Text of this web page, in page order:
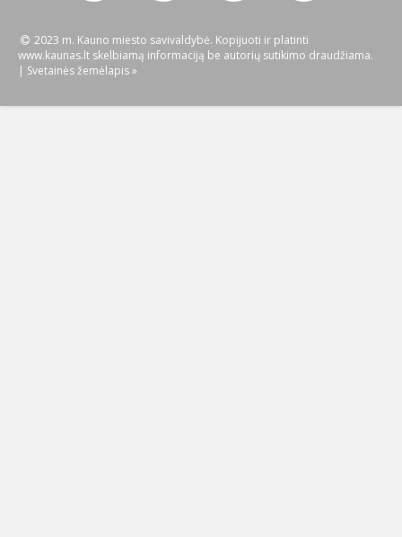
2023 m. Kauno miesto savivaldybė. Kopijuoti ir platinti
www.kaunas.lt skelbiamą informaciją be autorių sutikimo draudžiama.
| Svetainės žemėlapis »